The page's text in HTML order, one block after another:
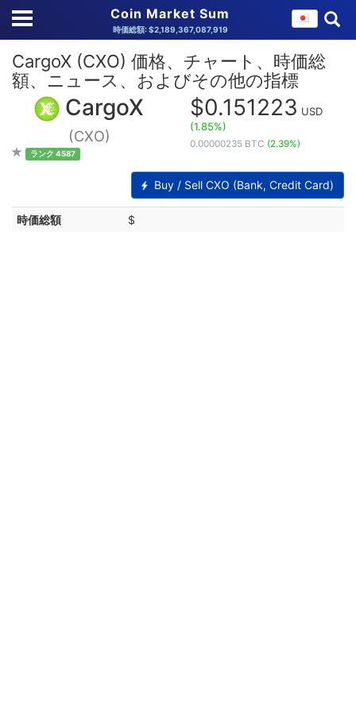
Coin Market Sum
時価総額: $2,189,367,087,919
CargoX (CXO) 価格、チャート、時価総
額、ニュース、およびその他の指標
CargoX
(CXO)
ランク 4587
$0.151223 USD
(1.85%)
0.00000235 BTC (2.39%)
Buy / Sell CXO (Bank, Credit Card)
時価総額 $